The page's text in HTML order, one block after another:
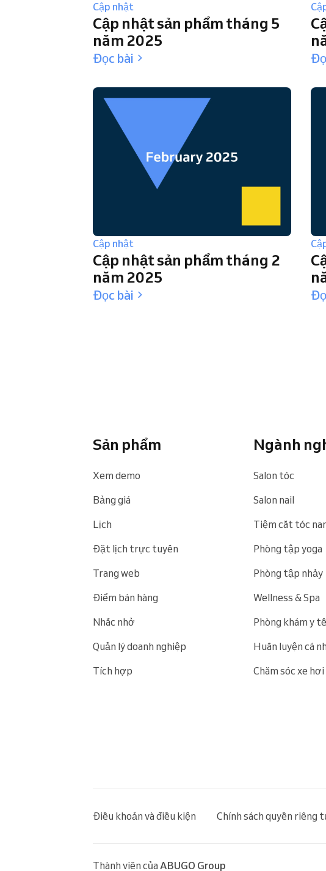
Cập nhật
Cập nhật sản phẩm tháng 5
năm 2025
Đọc bài
Cập nhật
Cập nhật sản phẩm tháng 2
năm 2025
Đọc bài
Sản phẩm
Xem demo
Bảng giá
Lịch
Đặt lịch trực tuyến
Trang web
Điểm bán hàng
Nhắc nhở
Quản lý doanh nghiệp
Tích hợp
Ngành
Salon tóc
Salon nail
Tiệm cắt tóc
Phòng tập yoga
Phòng tập nhảy
Wellness & Spa
Phòng khám y tế
Huấn luyện cá
Chăm sóc xe hơi
Điều khoản và điều kiện Chính sách quyền riêng
Thành viên của ABUGO Group